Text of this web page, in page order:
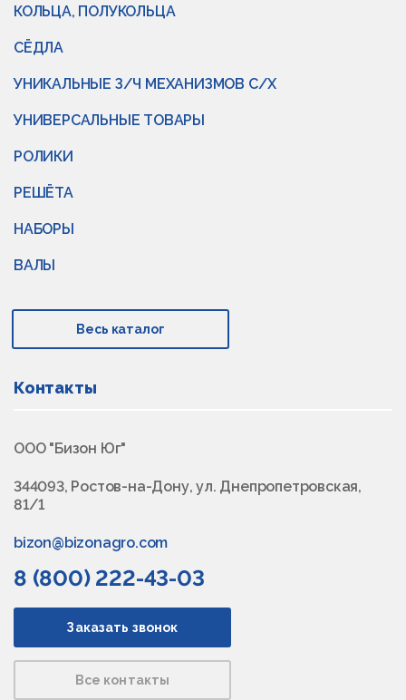
КОЛЬЦА, ПОЛУКОЛЬЦА
СЁДЛА
УНИКАЛЬНЫЕ З/Ч МЕХАНИЗМОВ С/Х
УНИВЕРСАЛЬНЫЕ ТОВАРЫ
РОЛИКИ
РЕШЁТА
НАБОРЫ
ВАЛЫ
Весь каталог
Контакты
ООО "Бизон Юг"
344093, Ростов-на-Дону, ул. Днепропетровская,
81/1
bizon@bizonagro.com
8 (800) 222-43-03
Заказать звонок
Все контакты